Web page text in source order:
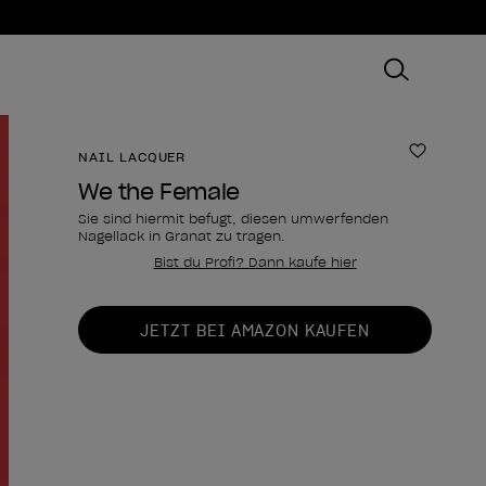
NAIL LACQUER Zur
We the Female
Sie sind hiermit befugt, diesen umwerfenden
Nagellack in Granat zu tragen.
Bist du Profi? Dann kaufe hier
Form des Produkts
JETZT BEI AMAZON KAUFEN